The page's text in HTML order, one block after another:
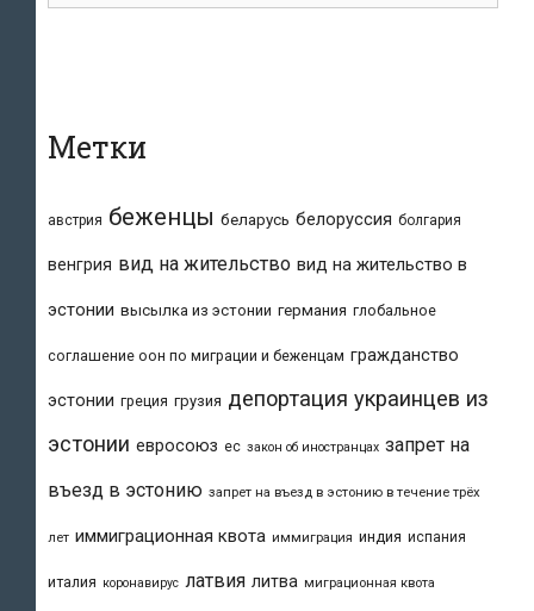
для:
Метки
австрия беженцы беларусь белоруссия болгария
венгрия вид на жительство вид на жительство в
эстонии высылка из эстонии германия глобальное
соглашение оон по миграции и беженцам гражданство
эстонии греция грузия депортация украинцев из
эстонии евросоюз ес закон об иностранцах запрет на
въезд в эстонию запрет на въезд в эстонию в течение трёх
лет иммиграционная квота иммиграция индия испания
италия коронавирус латвия литва миграционная квота